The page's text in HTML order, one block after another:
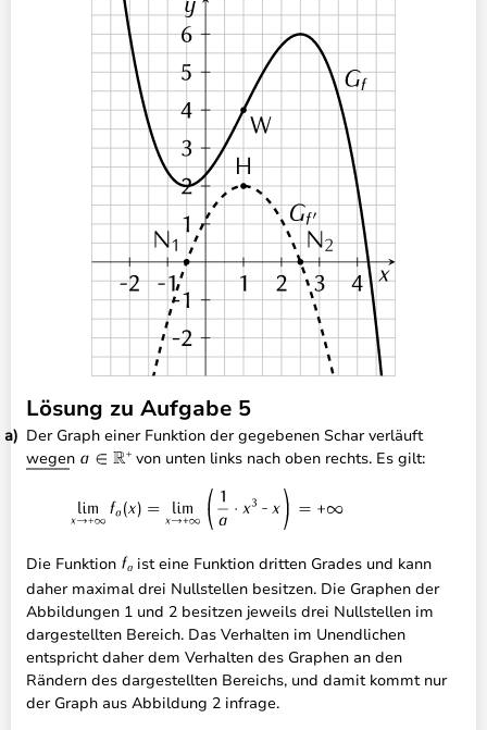
Lösung zu Aufgabe 5
Der Graph einer Funktion der gegebenen Schar verläuft
wegen
von unten links nach oben rechts. Es gilt:
Die Funktion
ist eine Funktion dritten Grades und kann
daher maximal drei Nullstellen besitzen. Die Graphen der
Abbildungen 1 und 2 besitzen jeweils drei Nullstellen im
dargestellten Bereich. Das Verhalten im Unendlichen
entspricht daher dem Verhalten des Graphen an den
Rändern des dargestellten Bereichs, und damit kommt nur
der Graph aus Abbildung 2 infrage.